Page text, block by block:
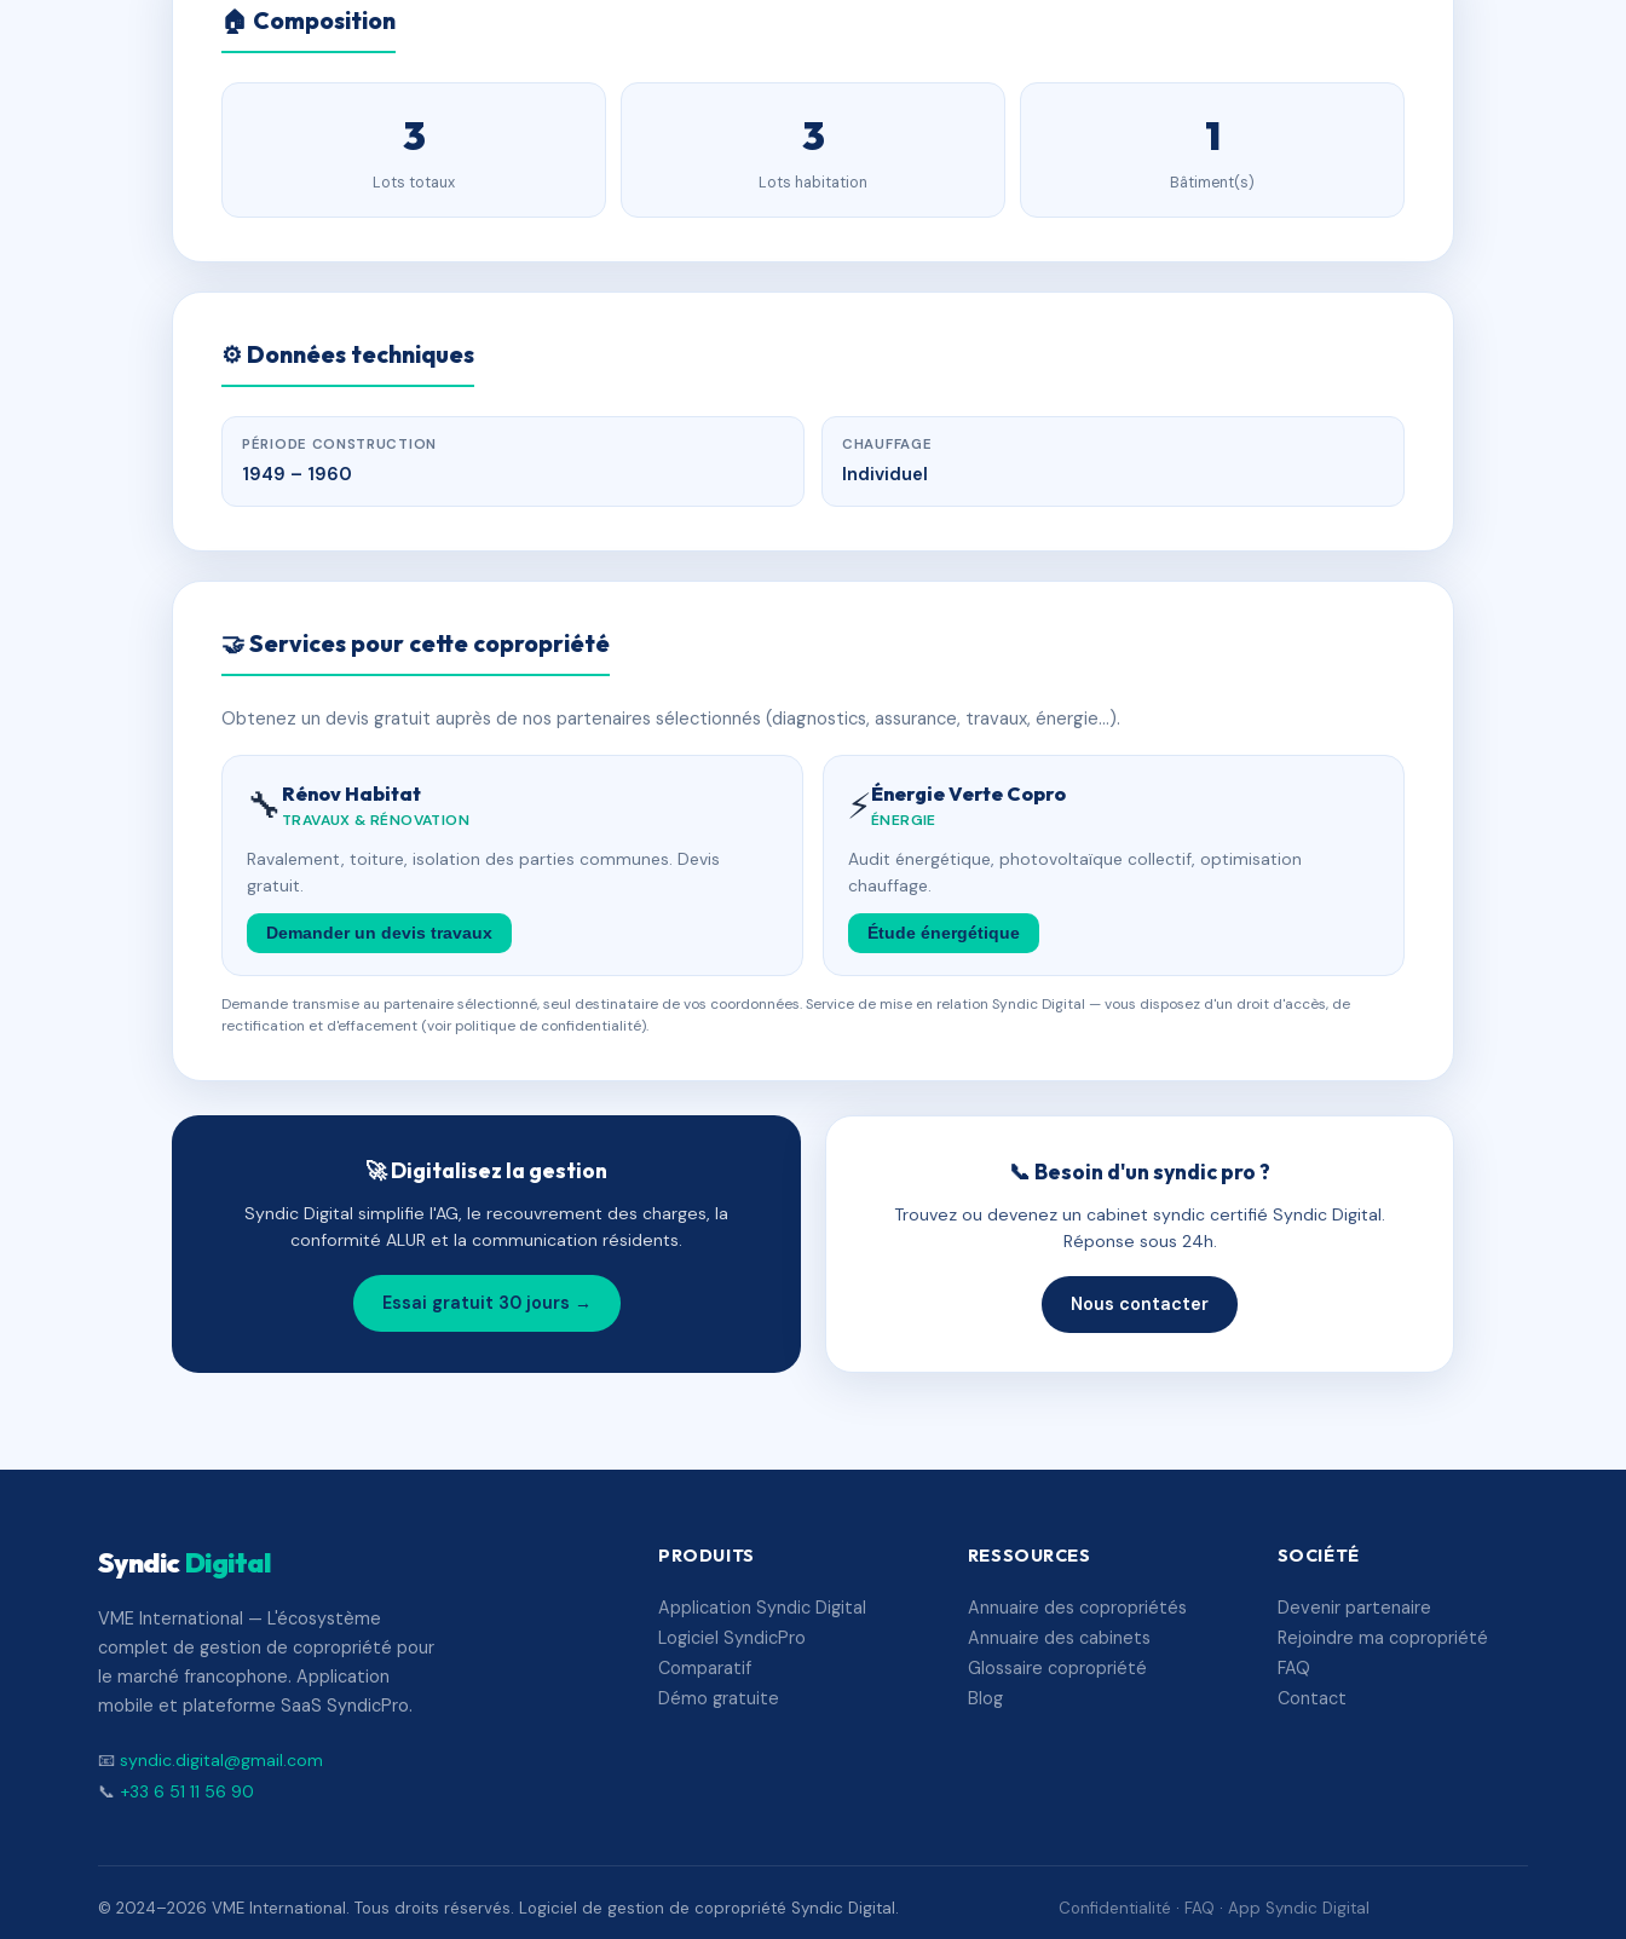
🏠 Composition
3
Lots totaux
3
Lots habitation
1
Bâtiment(s)
⚙️ Données techniques
PÉRIODE CONSTRUCTION
1949 – 1960
CHAUFFAGE
Individuel
🤝 Services pour cette copropriété
Obtenez un devis gratuit auprès de nos partenaires sélectionnés (diagnostics, assurance, travaux, énergie…).
🔧 Rénov Habitat
TRAVAUX & RÉNOVATION
Ravalement, toiture, isolation des parties communes. Devis
gratuit.
Demander un devis travaux
⚡Énergie Verte Copro
ÉNERGIE
Audit énergétique, photovoltaïque collectif, optimisation
chauffage.
Étude énergétique
Demande transmise au partenaire sélectionné, seul destinataire de vos coordonnées. Service de mise en relation Syndic Digital — vous disposez d'un droit d'accès, de
rectification et d'effacement (voir politique de confidentialité).
🚀 Digitalisez la gestion
Syndic Digital simplifie l'AG, le recouvrement des charges, la
conformité ALUR et la communication résidents.
Essai gratuit 30 jours →
📞 Besoin d'un syndic pro ?
Trouvez ou devenez un cabinet syndic certifié Syndic Digital.
Réponse sous 24h.
Nous contacter
SyndicDigital
VME International — L'écosystème
complet de gestion de copropriété pour
le marché francophone. Application
mobile et plateforme SaaS SyndicPro.
📧 syndic.digital@gmail.com
📞 +33 6 51 11 56 90
PRODUITS
Application Syndic Digital
Logiciel SyndicPro
Comparatif
Démo gratuite
RESSOURCES
Annuaire des copropriétés
Annuaire des cabinets
Glossaire copropriété
Blog
SOCIÉTÉ
Devenir partenaire
Rejoindre ma copropriété
FAQ
Contact
© 2024–2026 VME International. Tous droits réservés. Logiciel de gestion de copropriété Syndic Digital. Confidentialité · FAQ · App Syndic Digital